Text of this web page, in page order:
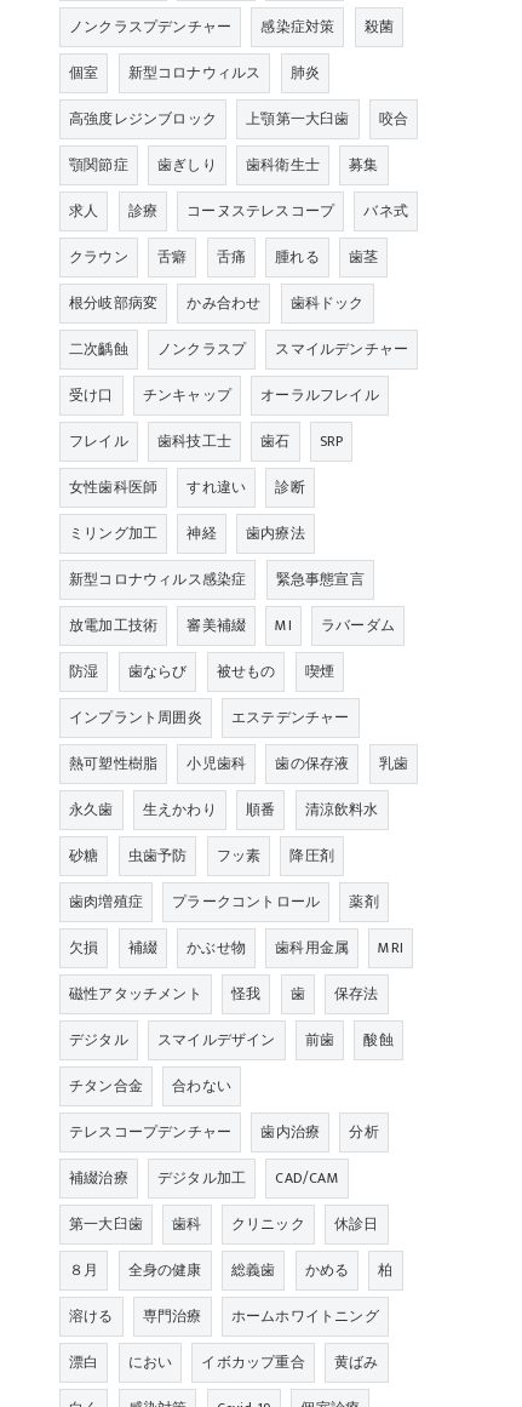
ノンクラスプデンチャー
感染症対策
殺菌
個室
新型コロナウィルス
肺炎
高強度レジンブロック
上顎第一大臼歯
咬合
顎関節症
歯ぎしり 歯科衛生士
募集
求人
診療 コーヌステレスコープ
バネ式
クラウン
舌癖 舌痛 腫れる
歯茎
根分岐部病変
かみ合わせ
歯科ドック
二次齲蝕
ノンクラスプ
スマイルデンチャー
受け口
チンキャップ
オーラルフレイル
フレイル
歯科技工士 歯石
SRP
女性歯科医師
すれ違い
診断
ミリング加工
神経
歯内療法
新型コロナウィルス感染症
緊急事態宣言
放電加工技術
審美補綴 MI
ラバーダム
防湿
歯ならび 被せもの
喫煙
インプラント周囲炎
エステデンチャー
熱可塑性樹脂
小児歯科 歯の保存液
乳歯
永久歯
生えかわり 順番
清涼飲料水
砂糖
虫歯予防 フッ素
降圧剤
歯肉増殖症
プラークコントロール
薬剤
欠損
補綴 かぶせ物 歯科用金属
MRI
磁性アタッチメント
怪我 歯
保存法
デジタル
スマイルデザイン 前歯
酸蝕
チタン合金
合わない
テレスコープデンチャー
歯内治療
分析
補綴治療
デジタル加工
CAD/CAM
第一大臼歯
歯科 クリニック
休診日
８月
全身の健康 総義歯 かめる
柏
溶ける
専門治療
ホームホワイトニング
漂白
におい イボカップ重合
黄ばみ